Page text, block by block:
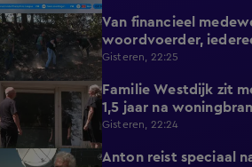
2:14
Van financieel
woordvoerder,
nieuwe natuurbrand
Gisteren, 22:25
2:10
Familie Westdijk zit
1,5 jaar na
zicht op hulp
Gisteren, 22:24
1:42
Anton reist speciaal